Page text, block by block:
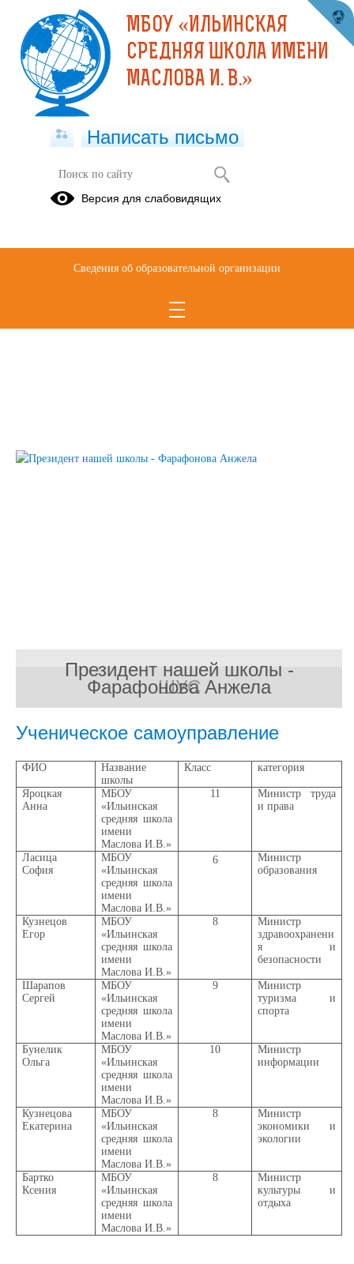
ШУС
Президент нашей школы -
Фарафонова Анжела
Ученическое самоуправление
ФИО
Название
школы
Класс категория
Яроцкая
Анна
МБОУ
«Ильинская
средняя школа
имени
Маслова И.В.»
11
Министр труда
и права
Ласица
София
МБОУ
«Ильинская
средняя школа
имени
Маслова И.В.»
6
Министр
образования
Кузнецов
Егор
МБОУ
«Ильинская
средняя школа
имени
Маслова И.В.»
8
Министр
здравоохранени
я и
безопасности
Шарапов
Сергей
МБОУ
«Ильинская
средняя школа
имени
Маслова И.В.»
9
Министр
туризма и
спорта
Бунелик
Ольга
МБОУ
«Ильинская
средняя школа
имени
Маслова И.В.»
10
Министр
информации
Кузнецова
Екатерина
МБОУ
«Ильинская
средняя школа
имени
Маслова И.В.»
8
Министр
экономики и
экологии
Бартко
Ксения
МБОУ
«Ильинская
средняя школа
имени
Маслова И.В.»
8
Министр
культуры и
отдыха
МБОУ «ИЛЬИНСКАЯ
СРЕДНЯЯ ШКОЛА ИМЕНИ
МАСЛОВА И. В.»
Написать письмо
Версия для слабовидящих
Сведения об образовательной организации